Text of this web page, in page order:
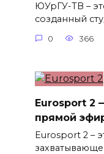
ЮУрГУ-ТВ –
созданный
0 366
Eurosport 2
прямой
Eurosport 2 –